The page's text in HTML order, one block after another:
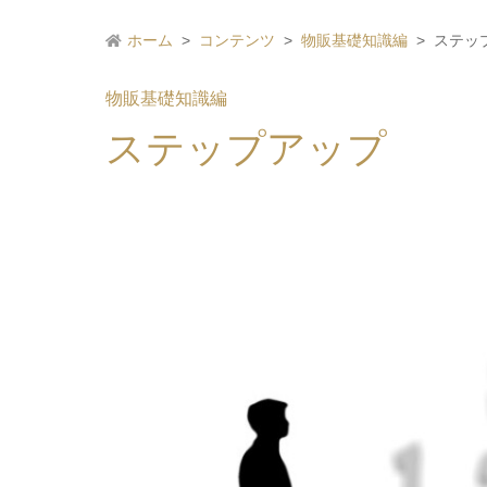
ホーム コンテンツ 物販基礎知識編 ステッ
物販基礎知識編
ステップアップ